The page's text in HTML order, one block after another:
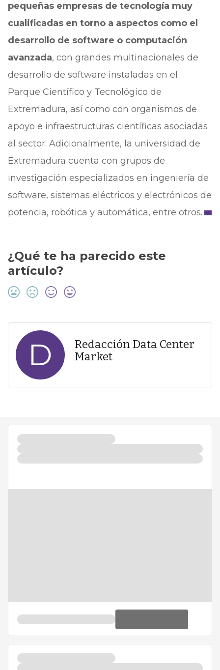
pequeñas empresas de tecnología muy
cualificadas en torno a aspectos como el
desarrollo de software o computación
avanzada, con grandes multinacionales de
desarrollo de software instaladas en el
Parque Científico y Tecnológico de
Extremadura, así como con organismos de
apoyo e infraestructuras científicas asociadas
al sector. Adicionalmente, la universidad de
Extremadura cuenta con grupos de
investigación especializados en ingeniería de
software, sistemas eléctricos y electrónicos de
potencia, robótica y automática, entre otros.
¿Qué te ha parecido este
artículo?
D
Redacción Data Center
Market